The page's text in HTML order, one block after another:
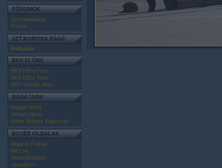
FÓRUMOK
Szemetesláda
Fórum
SZT.KORONA Rádió
Hallgatás
BKV ELŐRE
BKV Előre Foci
BKV Előre Teke
BKV Vitorlás Klub
BARÁTAINK
Brigate Nord
United Ultras
White Wolves Kaposvár
EGYÉB OLDALAK
Magyar Futball
NB1.hu
Nemzeti Sport
ultrasliberi